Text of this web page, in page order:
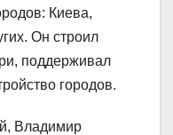
Киева,
Он строил
поддерживал
городов.
Владимир